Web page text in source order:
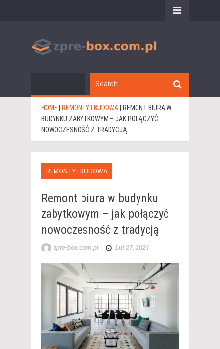
HOME REMONTY I BUDOWA
REMONT BIURA W
BUDYNKU ZABYTKOWYM – JAK POŁĄCZYĆ
NOWOCZESNOŚĆ Z TRADYCJĄ
REMONTY I BUDOWA
Remont biura w budynku
zabytkowym – jak połączyć
nowoczesność z tradycją
zpre-box.com.pl | Lut 27, 2021